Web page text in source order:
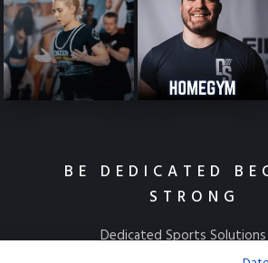
BE DEDICATED
STRONG
Dedicated Sports Solutions
Kulmbacher Straße 115